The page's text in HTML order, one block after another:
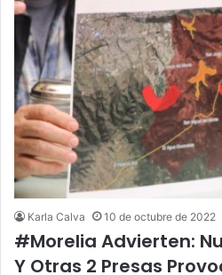
Karla Calva 10 de octubre de 2022
#Morelia Advierten:
Y Otras 2 Presas